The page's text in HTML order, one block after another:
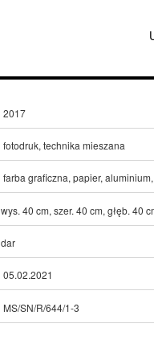
2017
fotodruk, technika mieszana
farba graficzna, papier,
wys. 40 cm, szer. 40 cm, głęb. 40
dar
05.02.2021
MS/SN/R/644/1-3